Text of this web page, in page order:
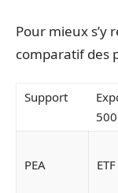
Pour mieux s’y
comparatif des
Support
500
PEA